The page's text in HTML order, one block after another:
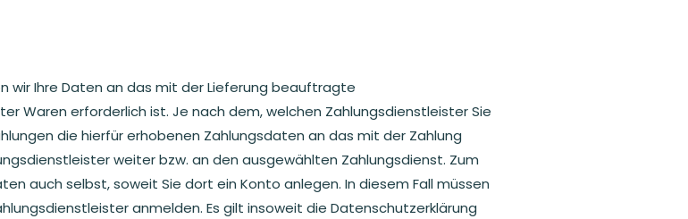
wir Ihre Daten an das mit der Lieferung beauftragte
Waren erforderlich ist. Je nach dem, welchen Zahlungsdienstleister Sie
die hierfür erhobenen Zahlungsdaten an das mit der Zahlung
weiter bzw. an den ausgewählten Zahlungsdienst. Zum
auch selbst, soweit Sie dort ein Konto anlegen. In diesem Fall müssen
anmelden. Es gilt insoweit die Datenschutzerklärung